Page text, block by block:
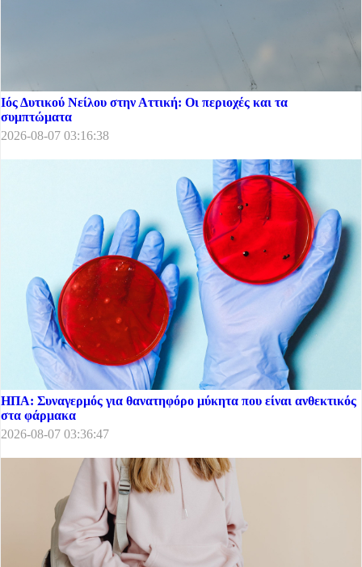
Ιός Δυτικού Νείλου στην Αττική: Οι περιοχές και τα
συμπτώματα
2026-08-07 03:16:38
ΗΠΑ: Συναγερμός για θανατηφόρο μύκητα που είναι ανθεκτικός
στα φάρμακα
2026-08-07 03:36:47